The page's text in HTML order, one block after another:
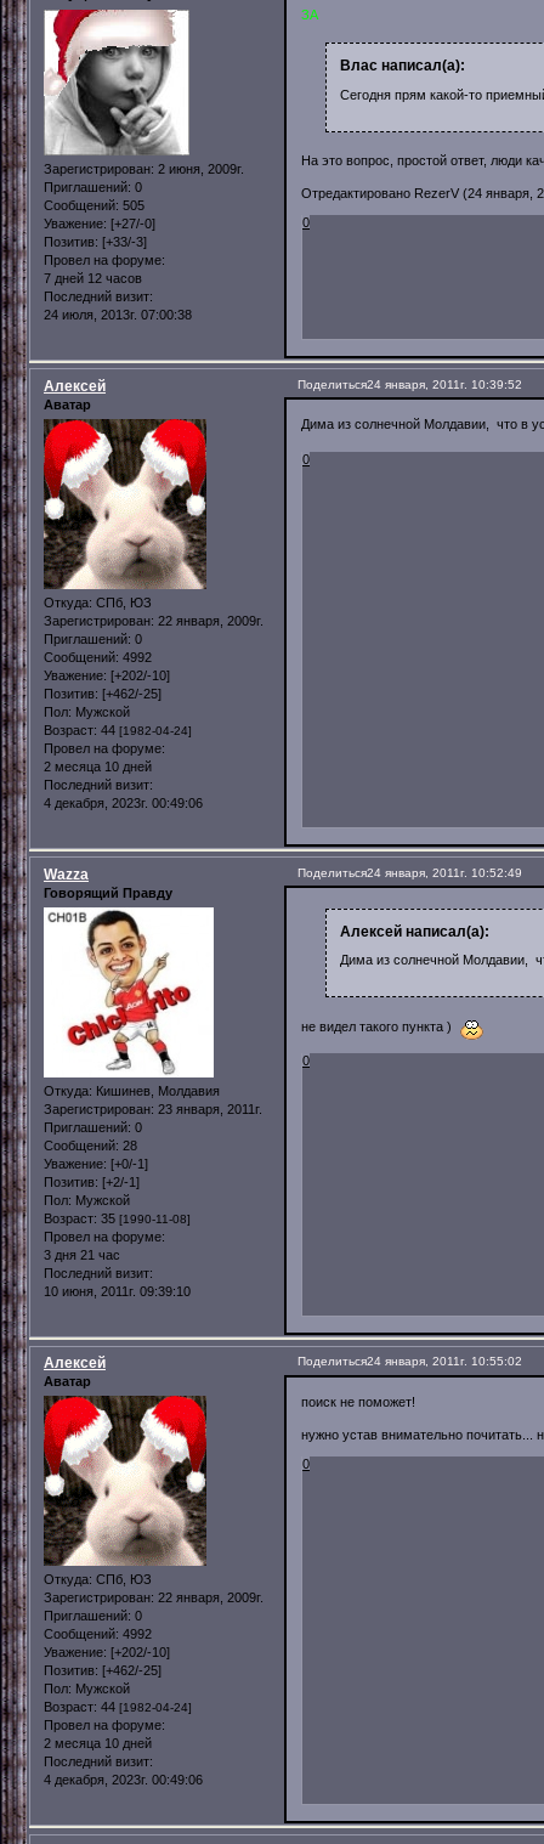
Зарегистрирован: 2 июня, 2009г.
Приглашений: 0
Сообщений: 505
Уважение: [+27/-0]
Позитив: [+33/-3]
Провел на форуме:
7 дней 12 часов
Последний визит:
24 июля, 2013г. 07:00:38
ЗА
Влас написал(а):
Сегодня прям какой-то
На это вопрос, простой ответ, люди
Отредактировано RezerV (24 января,
0
Поделиться24 января, 2011г. 10:39:52
Алексей
Аватар
Откуда: СПб, ЮЗ
Зарегистрирован: 22 января, 2009г.
Приглашений: 0
Сообщений: 4992
Уважение: [+202/-10]
Позитив: [+462/-25]
Пол: Мужской
Возраст: 44 [1982-04-24]
Провел на форуме:
2 месяца 10 дней
Последний визит:
4 декабря, 2023г. 00:49:06
Дима из солнечной Молдавии, что в
0
Поделиться24 января, 2011г. 10:52:49
Wazza
Говорящий Правду
Откуда: Кишинев, Молдавия
Зарегистрирован: 23 января, 2011г.
Приглашений: 0
Сообщений: 28
Уважение: [+0/-1]
Позитив: [+2/-1]
Пол: Мужской
Возраст: 35 [1990-11-08]
Провел на форуме:
3 дня 21 час
Последний визит:
10 июня, 2011г. 09:39:10
Алексей написал(а):
Дима из солнечной Молдавии,
не видел такого пункта )
0
Поделиться24 января, 2011г. 10:55:02
Алексей
Аватар
Откуда: СПб, ЮЗ
Зарегистрирован: 22 января, 2009г.
Приглашений: 0
Сообщений: 4992
Уважение: [+202/-10]
Позитив: [+462/-25]
Пол: Мужской
Возраст: 44 [1982-04-24]
Провел на форуме:
2 месяца 10 дней
Последний визит:
4 декабря, 2023г. 00:49:06
поиск не поможет!
нужно устав внимательно почитать...
0